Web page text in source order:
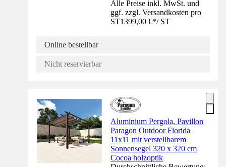
Alle Preise inkl. MwSt. und
ggf. zzgl. Versandkosten pro
ST1399,00 €*/ ST
Online bestellbar
Nicht reservierbar
Aluminium Pergola, Pavillon
Paragon Outdoor Florida
11x11 mit verstellbarem
Sonnensegel 320 x 320 cm
Cocoa holzoptik